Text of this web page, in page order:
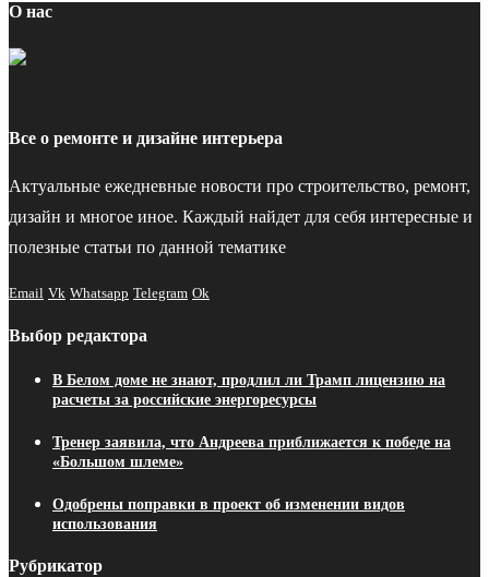
О нас
Все о ремонте и дизайне интерьера
Актуальные ежедневные новости про строительство, ремонт,
дизайн и многое иное. Каждый найдет для себя интересные и
полезные статьи по данной тематике
Email Vk Whatsapp Telegram Ok
Выбор редактора
В Белом доме не знают, продлил ли Трамп лицензию на
расчеты за российские энергоресурсы
Тренер заявила, что Андреева приближается к победе на
«Большом шлеме»
Одобрены поправки в проект об изменении видов
использования
Рубрикатор